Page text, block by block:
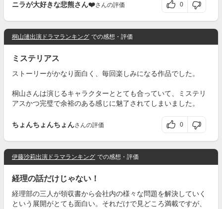
ニラが大好きな悲熊さん❤️さんの評価 0
桐山漣出演ドラマランキング での感想・評価
ミステリアス
ストーリーがかなり面白く、毎回楽しみになる作品でした。
桐山さんは演じるキャラクターととても合っていて、ミステリ
アスかつ完璧で余裕のある感じに魅了されてしまいました。
ちょんちょんちょんさんの評価 0
伊藤沙莉出演ドラマランキング での感想・評価
経理の話だけじゃない！
経理部の三人が領収書から会社内の様々な問題を解決していく
という展開がとても面白い。それだけで見どころ満載ですが、